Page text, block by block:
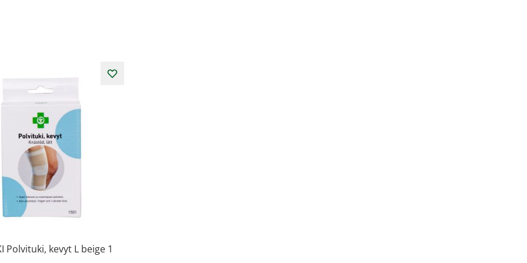
Polvituki, kevyt L beige 1